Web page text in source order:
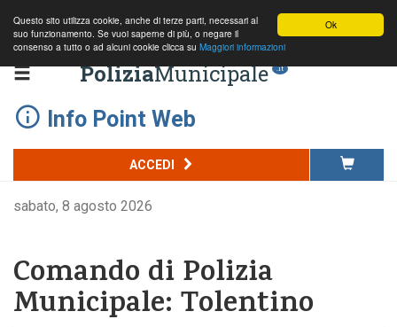
Ok
Questo sito utilizza cookie, anche di terze parti, necessari al
suo funzionamento. Se vuoi saperne di più, o negare il
consenso a tutto o ad alcuni cookie clicca su Maggiori informazioni
PoliziaMunicipale .it
Info Point Web
ACCEDI
sabato, 8 agosto 2026
Comando di Polizia
Municipale: Tolentino